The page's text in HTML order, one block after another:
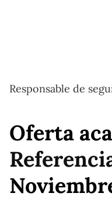
Responsable de
Oferta